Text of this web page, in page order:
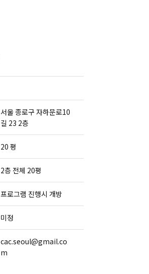
서울 종로구 자하문로10
길 23 2층
20 평
2층 전체 20평
프로그램 진행시 개방
미정
cac.seoul@gmail.co
m